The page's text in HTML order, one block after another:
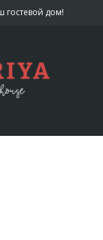
гостевой дом!